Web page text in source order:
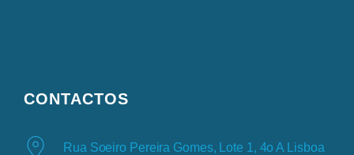
CONTACTOS
Rua Soeiro Pereira Gomes, Lote 1, 4o A Lisboa